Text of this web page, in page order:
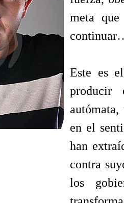
meta
Este es
producir
autómata,
en el
han
contra
los